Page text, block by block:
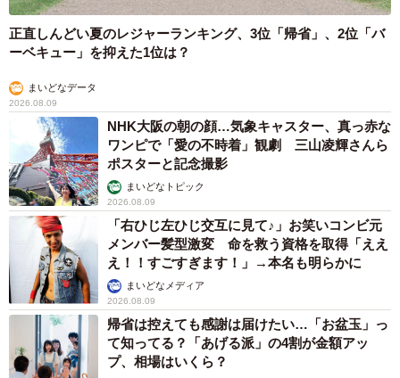
正直しんどい夏のレジャーランキング、3位「帰省」、2位「バ
ーベキュー」を抑えた1位は？
まいどなデータ
2026.08.09
NHK大阪の朝の顔…気象キャスター、真っ赤な
ワンピで「愛の不時着」観劇 三山凌輝さんら
ポスターと記念撮影
まいどなトピック
2026.08.09
「右ひじ左ひじ交互に見て♪」お笑いコンビ元
メンバー髪型激変 命を救う資格を取得「ええ
え！！すごすぎます！」→本名も明らかに
まいどなメディア
2026.08.09
帰省は控えても感謝は届けたい…「お盆玉」っ
て知ってる？「あげる派」の4割が金額アッ
プ、相場はいくら？